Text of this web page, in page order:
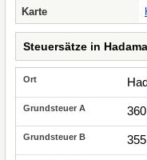
Karte
Steuersätze in
360
355